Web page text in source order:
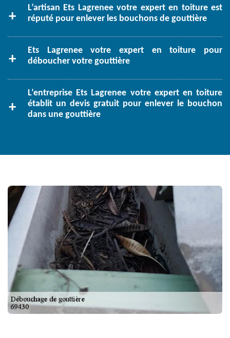
L’artisan Ets Lagrenee votre expert en toiture est
réputé pour enlever les bouchons de gouttière
Ets Lagrenee votre expert en toiture pour
déboucher votre gouttière
L’entreprise Ets Lagrenee votre expert en toiture
établit un devis gratuit pour enlever le bouchon
dans une gouttière